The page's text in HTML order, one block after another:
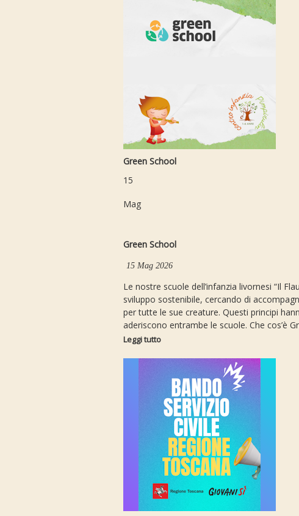
Green School
15
Mag
Green School
15 Mag 2026
Le nostre scuole dell’infanzia livornesi “Il
sviluppo sostenibile, cercando di
per tutte le sue creature. Questi principi
aderiscono entrambe le scuole. Che cos’è
Leggi tutto